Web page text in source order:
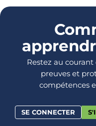
Restez au
preuves et
compétences
SE CONNECTER